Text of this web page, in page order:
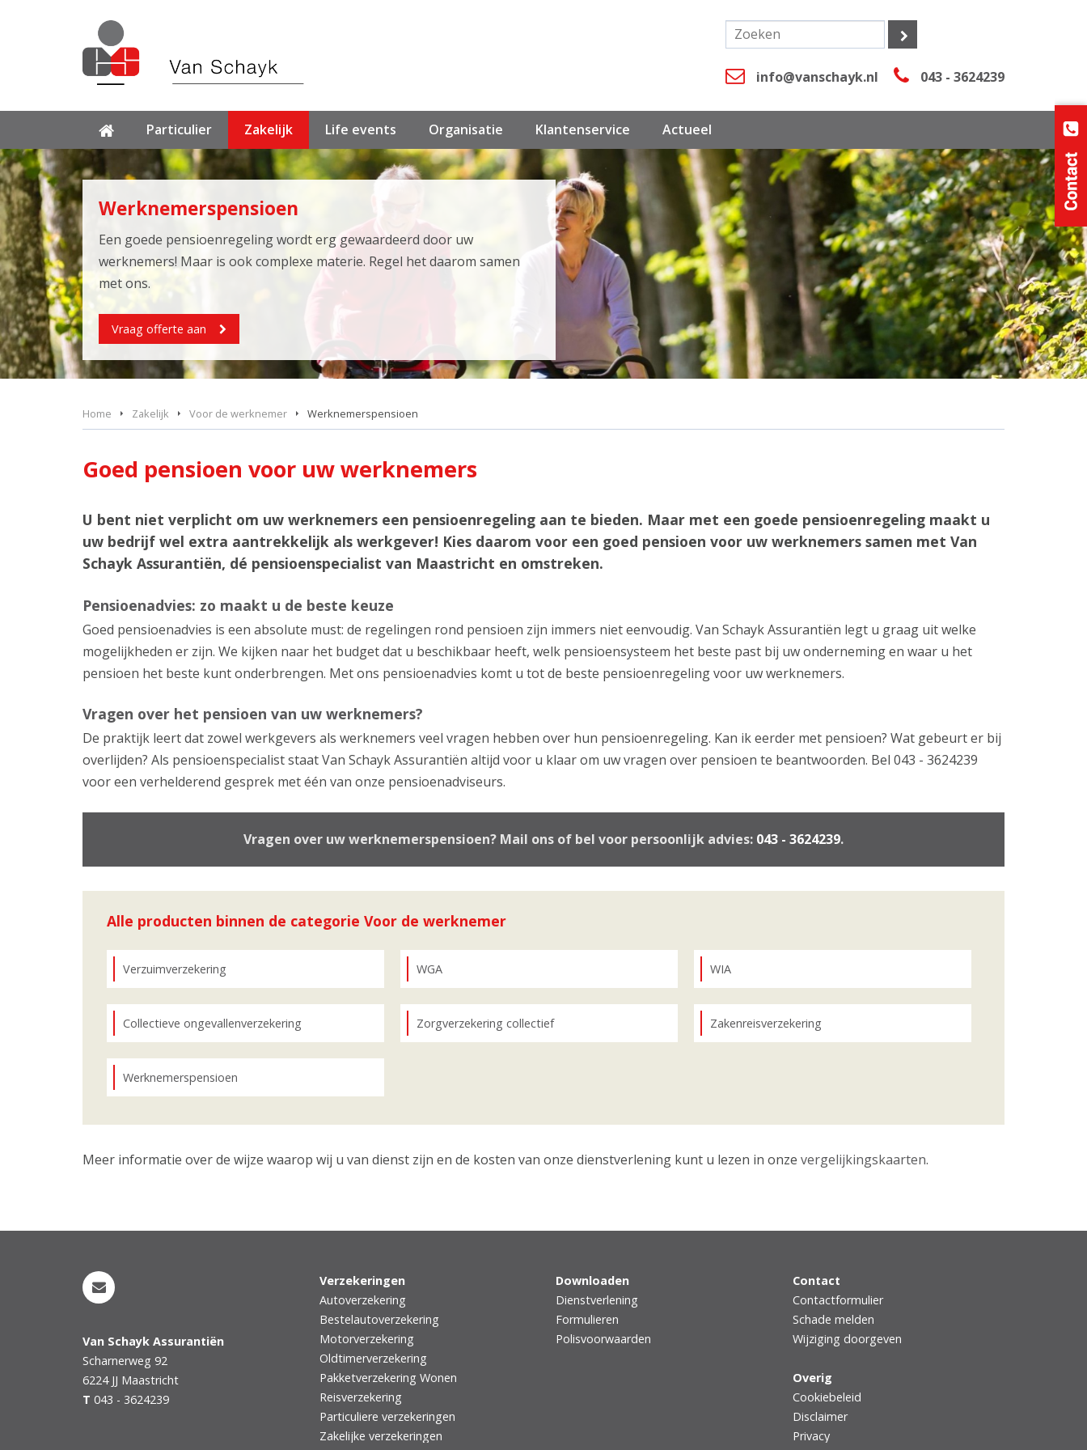
info@vanschayk.nl 043 - 3624239
Particulier Zakelijk Life events Organisatie Klantenservice Actueel
Werknemerspensioen
Een goede pensioenregeling wordt erg gewaardeerd door uw
werknemers! Maar is ook complexe materie. Regel het daarom samen
met ons.
Vraag offerte aan
Home Zakelijk Voor de werknemer Werknemerspensioen
Goed pensioen voor uw werknemers
U bent niet verplicht om uw werknemers een pensioenregeling aan te bieden. Maar met een goede pensioenregeling maakt u
uw bedrijf wel extra aantrekkelijk als werkgever! Kies daarom voor een goed pensioen voor uw werknemers samen met Van
Schayk Assurantiën, dé pensioenspecialist van Maastricht en omstreken.
Pensioenadvies: zo maakt u de beste keuze
Goed pensioenadvies is een absolute must: de regelingen rond pensioen zijn immers niet eenvoudig. Van Schayk Assurantiën legt u graag uit welke
mogelijkheden er zijn. We kijken naar het budget dat u beschikbaar heeft, welk pensioensysteem het beste past bij uw onderneming en waar u het
pensioen het beste kunt onderbrengen. Met ons pensioenadvies komt u tot de beste pensioenregeling voor uw werknemers.
Vragen over het pensioen van uw werknemers?
De praktijk leert dat zowel werkgevers als werknemers veel vragen hebben over hun pensioenregeling. Kan ik eerder met pensioen? Wat gebeurt er bij
overlijden? Als pensioenspecialist staat Van Schayk Assurantiën altijd voor u klaar om uw vragen over pensioen te beantwoorden. Bel 043 - 3624239
voor een verhelderend gesprek met één van onze pensioenadviseurs.
Vragen over uw werknemerspensioen? Mail ons of bel voor persoonlijk advies: 043 - 3624239.
Alle producten binnen de categorie Voor de werknemer
Verzuimverzekering WGA WIA
Collectieve ongevallenverzekering Zorgverzekering collectief Zakenreisverzekering
Werknemerspensioen
Meer informatie over de wijze waarop wij u van dienst zijn en de kosten van onze dienstverlening kunt u lezen in onze vergelijkingskaarten.
Van Schayk Assurantiën
Scharnerweg 92
6224 JJ Maastricht
T 043 - 3624239
Verzekeringen
Autoverzekering
Bestelautoverzekering
Motorverzekering
Oldtimerverzekering
Pakketverzekering Wonen
Reisverzekering
Particuliere verzekeringen
Zakelijke verzekeringen
Downloaden
Dienstverlening
Formulieren
Polisvoorwaarden
Contact
Contactformulier
Schade melden
Wijziging doorgeven
Overig
Cookiebeleid
Disclaimer
Privacy